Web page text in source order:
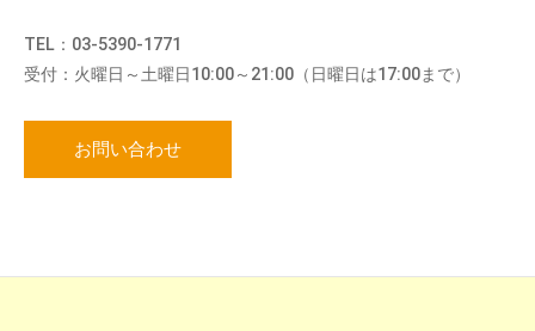
TEL：03-5390-1771
受付：火曜日～土曜日10:00～21:00（日曜日は17:00まで）
お問い合わせ